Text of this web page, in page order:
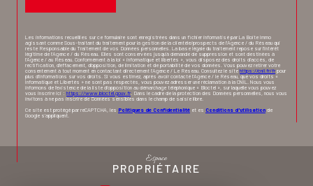
Les informations recueillies sur ce formulaire sont enregistrées dans un fichier informatisé par La Boite Immo
agissant comme Sous-traitant du traitement pour la gestion de la clientèle/prospects de l'Agence / du Réseau qui
reste Responsable du Traitement de vos Données personnelles. La base légale du traitement repose sur l'intérêt
légitime de l'Agence / du Réseau. Elles sont conservées jusqu'à demande de suppression et sont destinées à
l'Agence / au Réseau. Conformément à la loi « informatique et libertés », vous disposez des droits d’accès, de
rectification, d’effacement, d’opposition, de limitation et de portabilité de vos données. Vous pouvez retirer votre
consentement à tout moment en contactant directement l’Agence / Le Réseau. Consultez le site https://cnil.fr/fr pour
plus d’informations sur vos droits. Si vous estimez, après avoir contacté l'Agence / le Réseau, que vos droits «
Informatique et Libertés » ne sont pas respectés, vous pouvez adresser une réclamation à la CNIL. Nous vous
informons de l’existence de la liste d'opposition au démarchage téléphonique « Bloctel », sur laquelle vous pouvez
vous inscrire ici : https://www.bloctel.gouv.fr. Dans le cadre de la protection des Données personnelles, nous vous
invitons à ne pas inscrire de Données sensibles dans le champ de saisie libre.
Ce site est protégé par reCAPTCHA, les Politiques de Confidentialité et es Conditions d'utilisation de
Google s'appliquent.
Espace
PROPRIÉTAIRE